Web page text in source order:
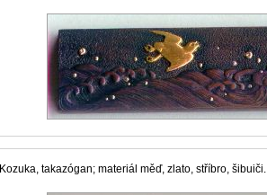
Kozuka, takazógan; materiál měď, zlato, stříbro, šibuiči.